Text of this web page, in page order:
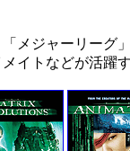
メジャーリーグ
イトなどが活躍